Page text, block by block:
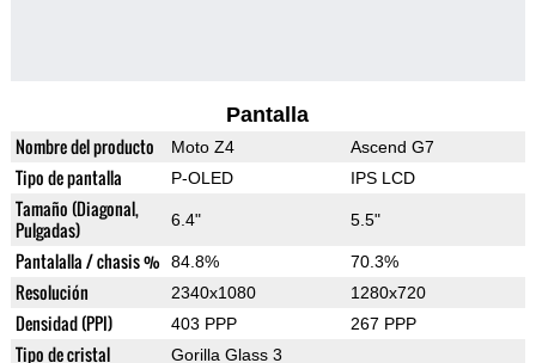
Pantalla
Nombre del producto Moto Z4 Ascend G7
Tipo de pantalla P-OLED IPS LCD
Tamaño (Diagonal,
Pulgadas)
6.4" 5.5"
Pantalalla / chasis % 84.8% 70.3%
Resolución 2340x1080 1280x720
Densidad (PPI) 403 PPP 267 PPP
Tipo de cristal Gorilla Glass 3